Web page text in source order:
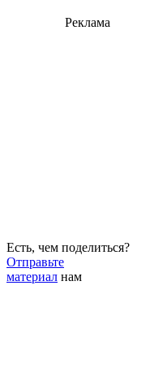
Реклама
Есть, чем поделиться?
Отправьте
материал нам